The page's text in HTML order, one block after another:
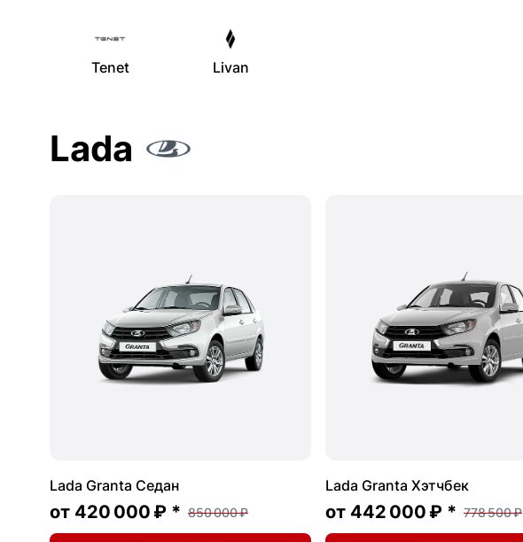
Tenet Livan
Lada
Lada Granta Седан
от 420 000 ₽ * 850 000 ₽
Lada Granta Хэтчбек
от 442 000 ₽ * 778 500 ₽